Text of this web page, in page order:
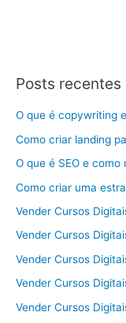
Posts recentes
O que é copywriting
Como criar landing
O que é SEO e como
Como criar uma
Vender Cursos
Vender Cursos
Vender Cursos
Vender Cursos
Vender Cursos